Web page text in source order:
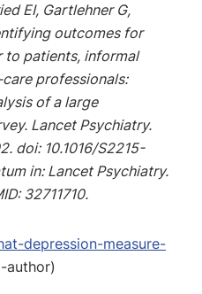
EI, Gartlehner G,
outcomes for
to patients, informal
professionals:
of a large
Lancet Psychiatry.
doi: 10.1016/S2215-
in: Lancet Psychiatry.
32711710.
depression-measure-
author)